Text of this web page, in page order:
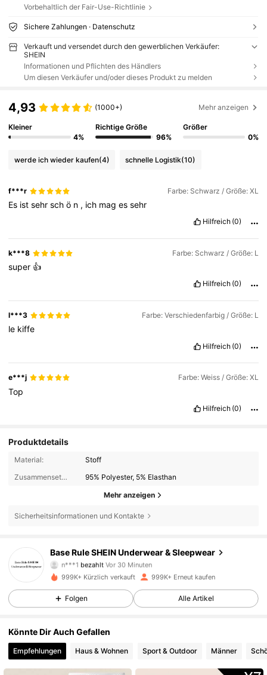
Vorbehaltlich der Fair-Use-Richtlinie
Sichere Zahlungen · Datenschutz
Verkauft und versendet durch den gewerblichen Verkäufer:
SHEIN
Informationen und Pflichten des Händlers
Um diesen Verkäufer und/oder dieses Produkt zu melden
4,93 (1000+) Mehr anzeigen
Kleiner
4%
Richtige Größe
96%
Größer
0%
werde ich wieder kaufen(4) schnelle Logistik(10)
f***r Farbe: Schwarz / Größe: XL
Es istsehrschö n , ich magessehr
Hilfreich (0)
k***8 Farbe: Schwarz / Größe: L
super 👍
Hilfreich (0)
l***3 Farbe: Verschiedenfarbig / Größe: L
le kiffe
Hilfreich (0)
e***j Farbe: Weiss / Größe: XL
Top
Hilfreich (0)
Produktdetails
Material:
Stoff
Zusammensetzung:
95% Polyester, 5% Elasthan
Mehr anzeigen
Sicherheitsinformationen und Kontakte
Base Rule SHEIN Underwear & Sleepwear
4,87
1.1M Follower
n***1 bezahlt Vor 30 Minuten
4,87
4,87 1.1M Follower
999K+ Kürzlich verkauft 999K+ Erneut kaufen
Folgen Alle Artikel
Könnte Dir Auch Gefallen
Empfehlungen Haus & Wohnen Sport & Outdoor Männer